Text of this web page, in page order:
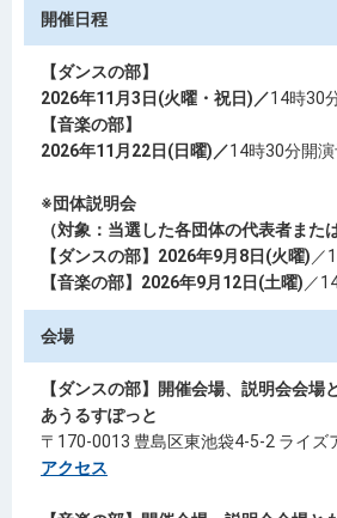
開催日程
【ダンスの部】
2026年11月3日(火曜・祝日)／14時30
【音楽の部】
2026年11月22日(日曜)／14時30分開
※団体説明会
（対象：当選した各団体の代表者また
【ダンスの部】2026年9月8日(火曜)／
【音楽の部】2026年9月12日(土曜)／
会場
【ダンスの部】開催会場、説明会会場
あうるすぽっと
〒170-0013 豊島区東池袋4-5-2 ライズ
アクセス